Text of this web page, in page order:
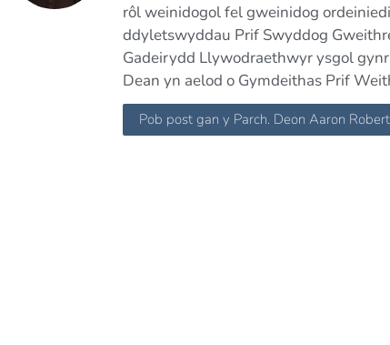
rôl weinidogol fel gweinidog
ddyletswyddau Prif Swyddog
Gadeirydd Llywodraethwyr ysgol
Dean yn aelod o Gymdeithas Prif
Pob post gan y Parch. Deon Aaron